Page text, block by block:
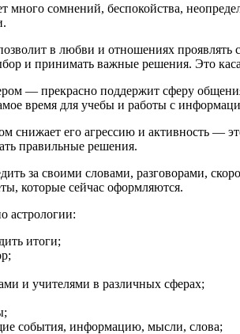
много сомнений, беспокойства,
в любви и отношениях
и принимать важные решения. Это
— прекрасно поддержит сферу
время для учебы и работы с
снижает его агрессию и активность —
правильные решения.
за своими словами, разговорами,
которые сейчас оформляются.
астрологии:
итоги;
и учителями в различных сферах;
события, информацию, мысли, слова;